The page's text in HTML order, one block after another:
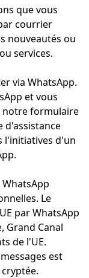
que vous
courrier
nouveautés ou
services.
via WhatsApp.
et vous
notre formulaire
d'assistance
l'initiatives d'un
Le
par WhatsApp
Grand Canal
de l'UE.
est